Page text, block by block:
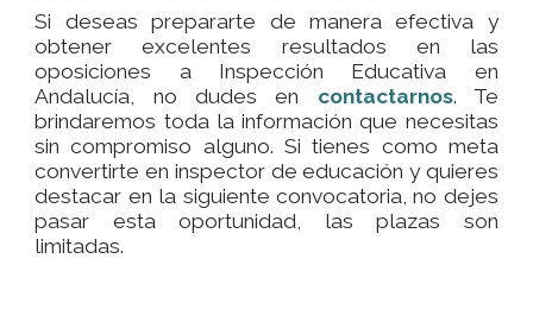
Si deseas prepararte de manera efectiva y
obtener excelentes resultados en las
oposiciones a Inspección Educativa en
Andalucía, no dudes en contactarnos. Te
brindaremos toda la información que necesitas
sin compromiso alguno. Si tienes como meta
convertirte en inspector de educación y quieres
destacar en la siguiente convocatoria, no dejes
pasar esta oportunidad, las plazas son
limitadas.